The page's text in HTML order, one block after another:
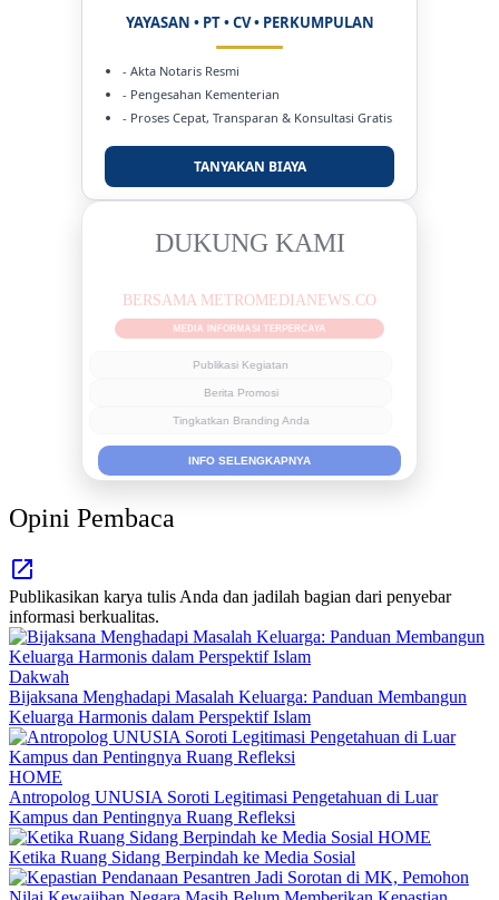
YAYASAN • PT • CV • PERKUMPULAN
- Akta Notaris Resmi
- Pengesahan Kementerian
- Proses Cepat, Transparan & Konsultasi Gratis
TANYAKAN BIAYA
DUKUNG KAMI
MEDIA INFORMASI TERPERCAYA
Publikasi Kegiatan
Berita Promosi
Tingkatkan Branding Anda
INFO SELENGKAPNYA
Opini Pembaca
Publikasikan karya tulis Anda dan jadilah bagian dari penyebar
informasi berkualitas.
Dakwah
Bijaksana Menghadapi Masalah Keluarga: Panduan Membangun
Keluarga Harmonis dalam Perspektif Islam
HOME
Antropolog UNUSIA Soroti Legitimasi Pengetahuan di Luar
Kampus dan Pentingnya Ruang Refleksi
HOME
Ketika Ruang Sidang Berpindah ke Media Sosial